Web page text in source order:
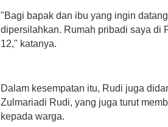
"Bagi bapak dan ibu yang ingin
dipersilahkan. Rumah pribadi saya di
12," katanya.
Dalam kesempatan itu, Rudi juga
Zulmariadi Rudi, yang juga turut
kepada warga.